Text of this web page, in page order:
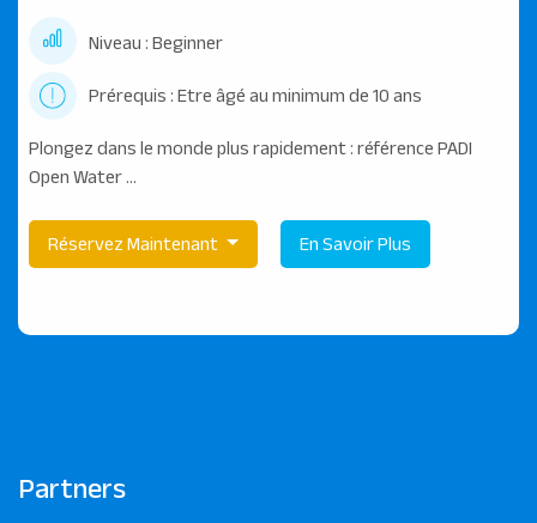
Niveau : Beginner
Prérequis : Etre âgé au minimum de 10 ans
Plongez dans le monde plus rapidement : référence PADI
Open Water ...
Réservez Maintenant En Savoir Plus
Partners